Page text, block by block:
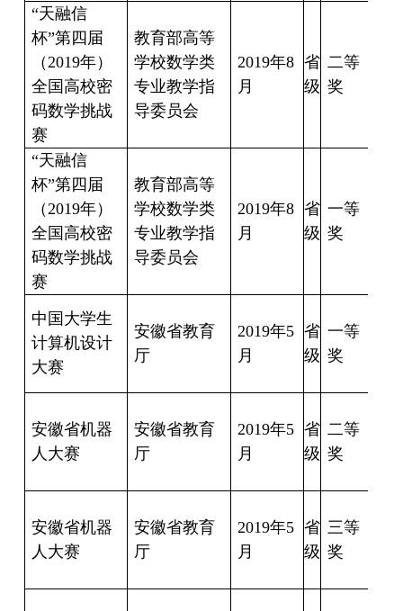
“天融信
杯”第四届
（2019年）
全国高校密
码数学挑战
赛
教育部高等
学校数学类
专业教学指
导委员会
2019年8
月
省
级
二等
奖
“天融信
杯”第四届
（2019年）
全国高校密
码数学挑战
赛
教育部高等
学校数学类
专业教学指
导委员会
2019年8
月
省
级
一等
奖
中国大学生
计算机设计
大赛
安徽省教育
厅
2019年5
月
省
级
一等
奖
安徽省机器
人大赛
安徽省教育
厅
2019年5
月
省
级
二等
奖
安徽省机器
人大赛
安徽省教育
厅
2019年5
月
省
级
三等
奖